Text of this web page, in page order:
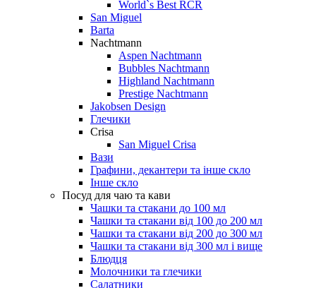
World`s Best RCR
San Miguel
Barta
Nachtmann
Aspen Nachtmann
Bubbles Nachtmann
Highland Nachtmann
Prestige Nachtmann
Jakobsen Design
Глечики
Crisa
San Miguel Crisa
Вази
Графини, декантери та інше скло
Інше скло
Посуд для чаю та кави
Чашки та стакани до 100 мл
Чашки та стакани від 100 до 200 мл
Чашки та стакани від 200 до 300 мл
Чашки та стакани від 300 мл і вище
Блюдця
Молочники та глечики
Салатники